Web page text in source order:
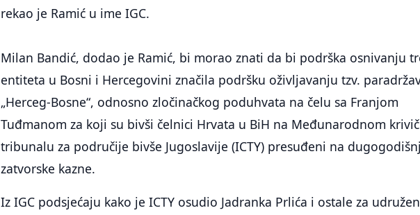
rekao je Ramić u ime IGC.
Milan Bandić, dodao je Ramić, bi morao znati da bi podrška osnivanju
entiteta u Bosni i Hercegovini značila podršku oživljavanju tzv.
„Herceg-Bosne“, odnosno zločinačkog poduhvata na čelu sa Franjom
Tuđmanom za koji su bivši čelnici Hrvata u BiH na Međunarodnom
tribunalu za područije bivše Jugoslavije (ICTY) presuđeni na
zatvorske kazne.
Iz IGC podsjećaju kako je ICTY osudio Jadranka Prlića i ostale za